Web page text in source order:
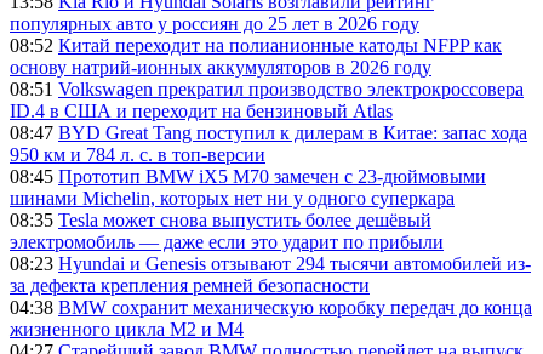
популярных авто у россиян до 25 лет в 2026 году
08:52 Китай переходит на полианионные катоды NFPP как
основу натрий-ионных аккумуляторов в 2026 году
08:51 Volkswagen прекратил производство электрокроссовера
ID.4 в США и переходит на бензиновый Atlas
08:47 BYD Great Tang поступил к дилерам в Китае: запас хода
950 км и 784 л. с. в топ-версии
08:45 Прототип BMW iX5 M70 замечен с 23-дюймовыми
шинами Michelin, которых нет ни у одного суперкара
08:35 Tesla может снова выпустить более дешёвый
электромобиль — даже если это ударит по прибыли
08:23 Hyundai и Genesis отзывают 294 тысячи автомобилей из-
за дефекта крепления ремней безопасности
04:38 BMW сохранит механическую коробку передач до конца
жизненного цикла M2 и M4